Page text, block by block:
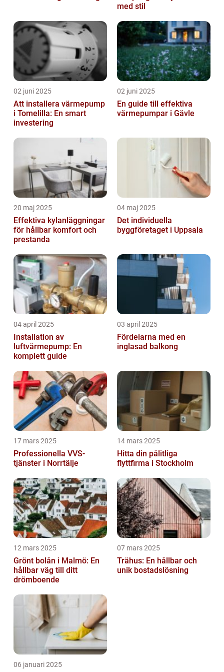
med stil
02 juni 2025
Att installera värmepump
i Tomelilla: En smart
investering
02 juni 2025
En guide till effektiva
värmepumpar i Gävle
20 maj 2025
Effektiva kylanläggningar
för hållbar komfort och
prestanda
04 maj 2025
Det individuella
byggföretaget i Uppsala
04 april 2025
Installation av
luftvärmepump: En
komplett guide
03 april 2025
Fördelarna med en
inglasad balkong
17 mars 2025
Professionella VVS-
tjänster i Norrtälje
14 mars 2025
Hitta din pålitliga
flyttfirma i Stockholm
12 mars 2025
Grönt bolån i Malmö: En
hållbar väg till ditt
drömboende
07 mars 2025
Trähus: En hållbar och
unik bostadslösning
06 januari 2025